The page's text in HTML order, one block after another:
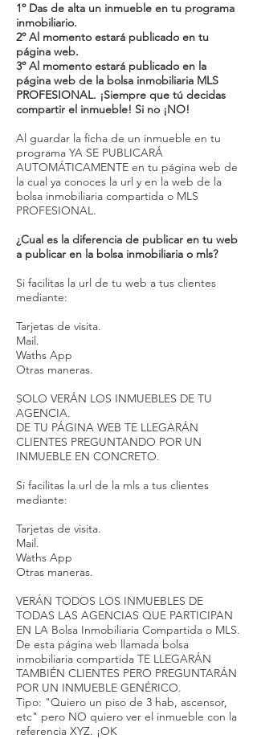
1º Das de alta un inmueble en tu programa
inmobiliario.
2º Al momento estará publicado en tu
página web.
3º Al momento estará publicado en la
página web de la bolsa inmobiliaria MLS
PROFESIONAL. ¡Siempre que tú decidas
compartir el inmueble! Si no ¡NO!
Al guardar la ficha de un inmueble en tu
programa YA SE PUBLICARÁ
AUTOMÁTICAMENTE en tu página web de
la cual ya conoces la url y en la web de la
bolsa inmobiliaria compartida o MLS
PROFESIONAL.
¿Cual es la diferencia de publicar en tu web
a publicar en la bolsa inmobiliaria o mls?
Si facilitas la url de tu web a tus clientes
mediante:
Tarjetas de visita.
Mail.
Waths App
Otras maneras.
SOLO VERÁN LOS INMUEBLES DE TU
AGENCIA.
DE TU PÁGINA WEB TE LLEGARÁN
CLIENTES PREGUNTANDO POR UN
INMUEBLE EN CONCRETO.
Si facilitas la url de la mls a tus clientes
mediante:
Tarjetas de visita.
Mail.
Waths App
Otras maneras.
VERÁN TODOS LOS INMUEBLES DE
TODAS LAS AGENCIAS QUE PARTICIPAN
EN LA Bolsa Inmobiliaria Compartida o MLS.
De esta página web llamada bolsa
inmobiliaria compartida TE LLEGARÁN
TAMBIÉN CLIENTES PERO PREGUNTARÁN
POR UN INMUEBLE GENÉRICO.
Tipo: "Quiero un piso de 3 hab, ascensor,
etc" pero NO quiero ver el inmueble con la
referencia XYZ. ¡OK